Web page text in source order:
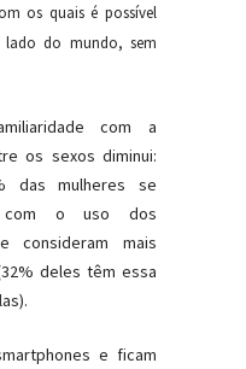
os quais é possível
do mundo, sem
com a
os sexos diminui:
das mulheres se
com o uso dos
consideram mais
deles têm essa
e ficam